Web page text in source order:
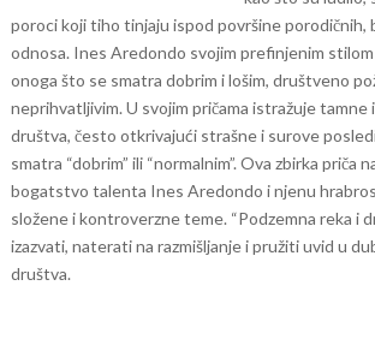
poroci koji tiho tinjaju ispod površine porodičnih,
odnosa. Ines Aredondo svojim prefinjenim
onoga što se smatra dobrim i lošim, društveno
neprihvatljivim. U svojim pričama istražuje
društva, često otkrivajući strašne i surove
smatra “dobrim” ili “normalnim”. Ova zbirka priča
bogatstvo talenta Ines Aredondo i njenu
složene i kontroverzne teme. “Podzemna reka i
izazvati, naterati na razmišljanje i pružiti uvid u
društva.